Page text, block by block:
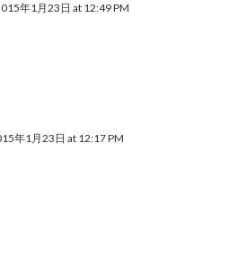
年1月23日 at 12:49 PM
年1月23日 at 12:17 PM